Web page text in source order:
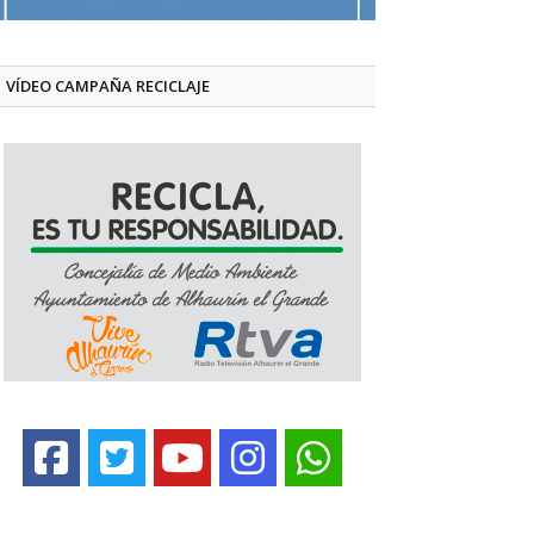
VÍDEO CAMPAÑA RECICLAJE